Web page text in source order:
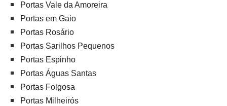
Portas Vale da Amoreira
Portas em Gaio
Portas Rosário
Portas Sarilhos Pequenos
Portas Espinho
Portas Águas Santas
Portas Folgosa
Portas Milheirós